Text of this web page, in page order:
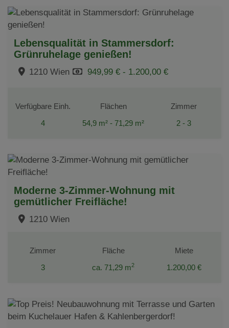
Lebensqualität in Stammersdorf:
Grünruhelage genießen!
1210 Wien 949,99 € - 1.200,00 €
Verfügbare Einh.
4
Flächen
54,9 m² - 71,29 m²
Zimmer
2 - 3
Moderne 3-Zimmer-Wohnung mit
gemütlicher Freifläche!
1210 Wien
Zimmer
3
Fläche
ca. 71,29 m2
Miete
1.200,00 €